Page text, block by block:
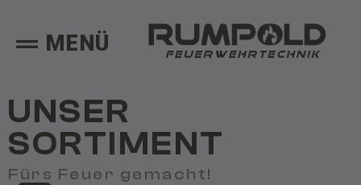
MENÜ
UNSER
SORTIMENT
Fürs Feuer gemacht!